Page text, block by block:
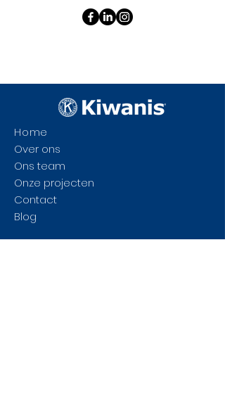
Home
Over ons
Ons team
Onze projecten
Contact
Blog